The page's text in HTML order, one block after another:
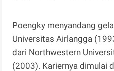
Poengky menyandang
Universitas Airlangga
dari Northwestern
(2003). Kariernya dimulai